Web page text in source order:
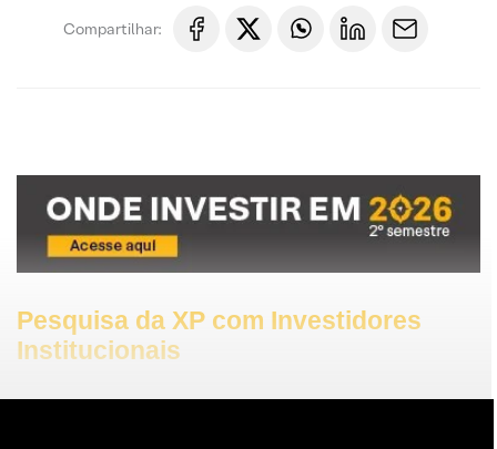
Compartilhar:
Pesquisa da XP com Investidores
Institucionais